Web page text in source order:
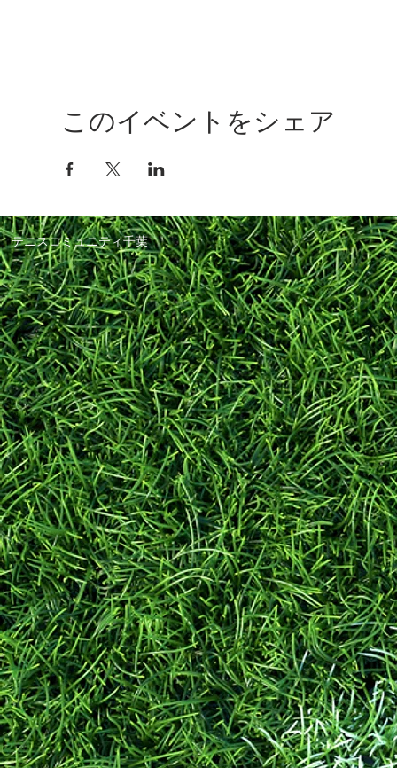
このイベントをシェア
テニスコミュニティ千葉